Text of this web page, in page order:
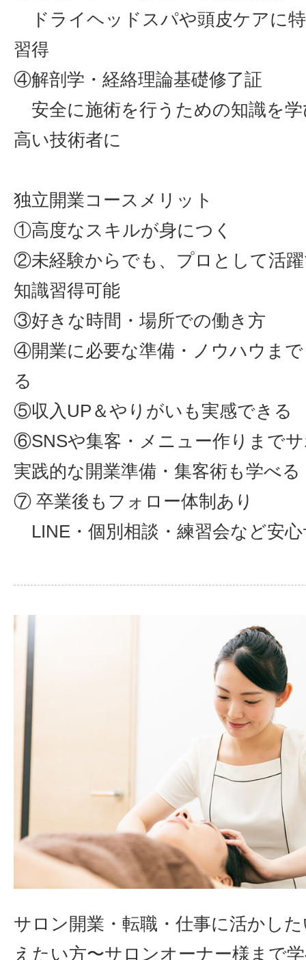
ドライヘッドスパや頭皮ケアに
習得
④解剖学・経絡理論基礎修了証
安全に施術を行うための知識を
高い技術者に
独立開業コースメリット
①高度なスキルが身につく
②未経験からでも、プロとして活
知識習得可能
③好きな時間・場所での働き方
④開業に必要な準備・ノウハウま
る
⑤収入UP＆やりがいも実感できる
⑥SNSや集客・メニュー作りまで
実践的な開業準備・集客術も学べる
⑦ 卒業後もフォロー体制あり
LINE・個別相談・練習会など安
サロン開業・転職・仕事に活かし
えたい方〜サロンオーナー様まで